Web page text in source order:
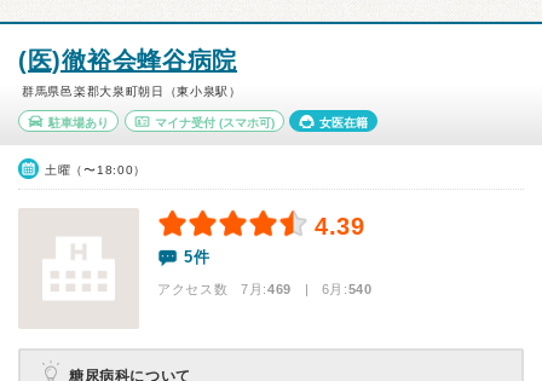
(医)徹裕会蜂谷病院
群馬県邑楽郡大泉町朝日（東小泉駅）
駐車場あり マイナ受付(スマホ可) 女医在籍
土曜（〜18:00）
4.39
5件
アクセス数 7月:469 | 6月:540
糖尿病科について